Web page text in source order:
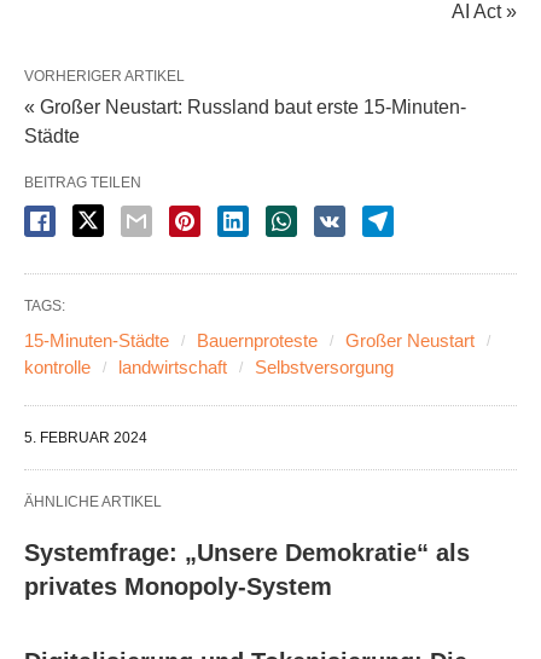
AI Act »
VORHERIGER ARTIKEL
« Großer Neustart: Russland baut erste 15-Minuten-
Städte
BEITRAG TEILEN
TAGS:
15-Minuten-Städte Bauernproteste
Großer Neustart
kontrolle
landwirtschaft Selbstversorgung
5. FEBRUAR 2024
ÄHNLICHE ARTIKEL
Systemfrage: „Unsere Demokratie“ als
privates Monopoly-System